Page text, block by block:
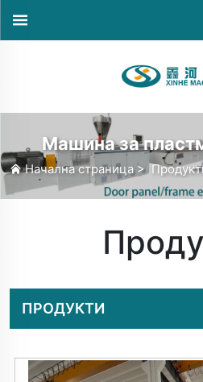
Машина за
Начална страница>
ПРОДУКТИ